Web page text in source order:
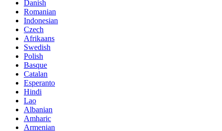
Danish
Romanian
Indonesian
Czech
Afrikaans
Swedish
Polish
Basque
Catalan
Esperanto
Hindi
Lao
Albanian
Amharic
Armenian